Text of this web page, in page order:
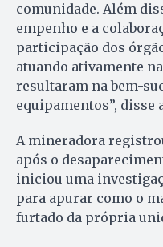
comunidade. Além
empenho e a
participação dos
atuando ativamente
resultaram na bem-
equipamentos”, disse
A mineradora
após o
iniciou uma
para apurar como o
furtado da própria